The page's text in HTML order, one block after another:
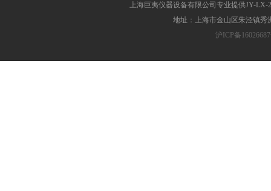
上海巨夷仪器设备有限公司专业提供JY-
地址：上海市金山区朱泾镇秀
沪ICP备